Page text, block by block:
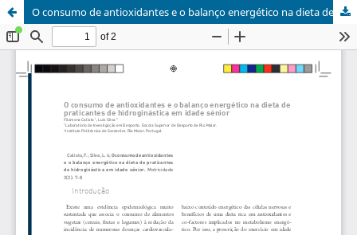
O consumo de antioxidantes e o balanço energético na dieta de praticantes de hidroginástica em idade sénior